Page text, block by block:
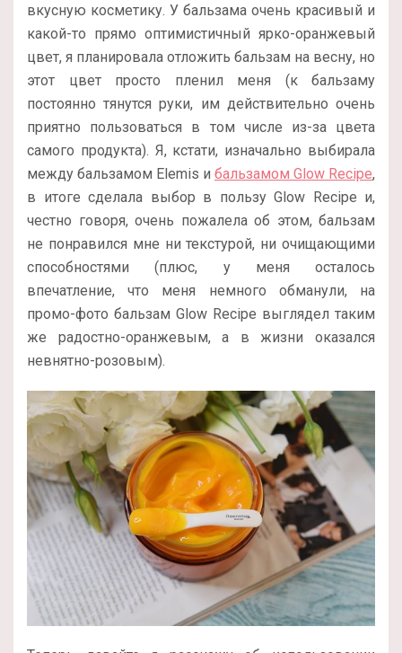
вкусную косметику. У бальзама очень красивый и
какой-то прямо оптимистичный ярко-оранжевый
цвет, я планировала отложить бальзам на весну, но
этот цвет просто пленил меня (к бальзаму
постоянно тянутся руки, им действительно очень
приятно пользоваться в том числе из-за цвета
самого продукта). Я, кстати, изначально выбирала
между бальзамом Elemis и бальзамом Glow Recipe,
в итоге сделала выбор в пользу Glow Recipe и,
честно говоря, очень пожалела об этом, бальзам
не понравился мне ни текстурой, ни очищающими
способностями (плюс, у меня осталось
впечатление, что меня немного обманули, на
промо-фото бальзам Glow Recipe выглядел таким
же радостно-оранжевым, а в жизни оказался
невнятно-розовым).